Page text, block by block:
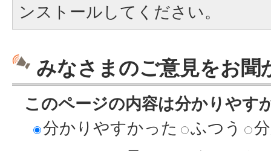
ンストールしてください。
みなさまのご意見をお聞
このページの内容は分かりやす
分かりやすかった
ふつう